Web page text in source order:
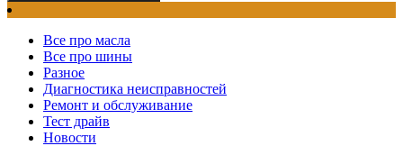
Все про масла
Все про шины
Разное
Диагностика неисправностей
Ремонт и обслуживание
Тест драйв
Новости